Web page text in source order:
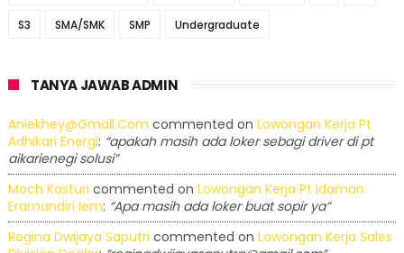
S3 SMA/SMK SMP Undergraduate
TANYA JAWAB ADMIN
Aniekhey@gmail.com commented on Lowongan Kerja Pt
Adhikari Energi: “apakah masih ada loker sebagi driver di pt
aikarienegi solusi”
Moch Kasturi commented on Lowongan Kerja Pt Idaman
Eramandiri Iem: “Apa masih ada loker buat sopir ya”
Regina Dwijaya Saputri commented on Lowongan Kerja Sales